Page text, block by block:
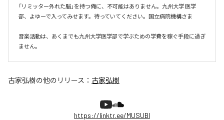
「リミッター外れた脳」を持つ俺に、不可能はありません。九州大学 医学
部、よゆーで入ってみせます。待っていてください。国立病院機構さま
音楽活動は、あくまでも九州大学医学部で学ぶための学費を稼ぐ手段に過ぎ
ません。
古家弘樹の他のリリース： 古家弘樹
https://linktr.ee/MUSUBI